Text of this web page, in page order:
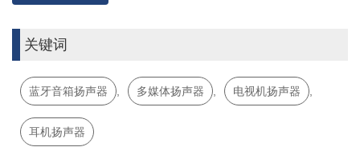
关键词
蓝牙音箱扬声器 , 多媒体扬声器 , 电视机扬声器 ,
耳机扬声器